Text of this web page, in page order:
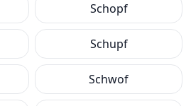
Schopf
Schupf
Schwof